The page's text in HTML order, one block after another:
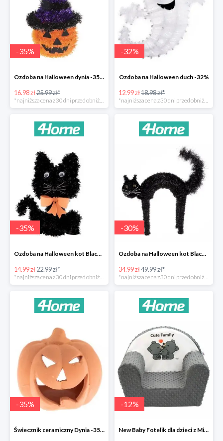
-35%
Ozdoba na Halloween dynia -35%
16.98 zł25.99 zł*
*najniższa cena z 30 dni przed obniżką
-32%
Ozdoba na Halloween duch -32%
12.99 zł18.98 zł*
*najniższa cena z 30 dni przed obniżką
-35%
Ozdoba na Halloween kot Blackie -35%
14.99 zł22.99 zł*
-30%
Ozdoba na Halloween kot Black -35%
34.99 zł49.99 zł*
-35%
Świecznik ceramiczny Dynia -35%
-12%
New Baby Fotelik dla dzieci z Minky Cute Family -12%